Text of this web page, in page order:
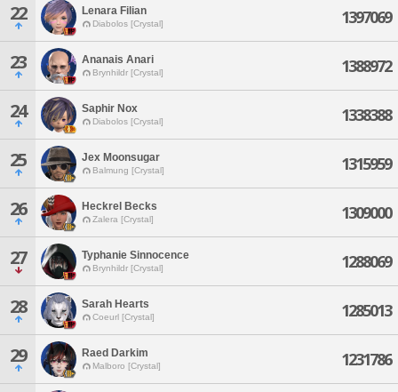
22 Lenara Filian
Diabolos [Crystal] 1397069
23 Ananais Anari
Brynhildr [Crystal] 1388972
24 Saphir Nox
Diabolos [Crystal] 1338388
25 Jex Moonsugar
Balmung [Crystal] 1315959
26 Heckrel Becks
Zalera [Crystal] 1309000
27 Typhanie Sinnocence
Brynhildr [Crystal] 1288069
28 Sarah Hearts
Coeurl [Crystal] 1285013
29 Raed Darkim
Malboro [Crystal] 1231786